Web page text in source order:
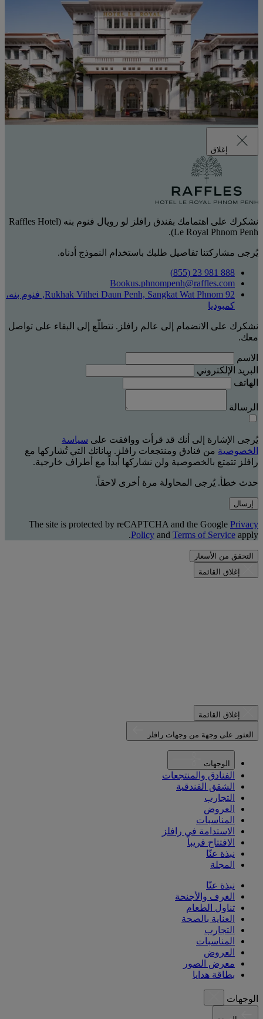
إغلاق
نشكرك على اهتمامك بفندق رافلز لو رويال فنوم بنه (Raffles Hotel
Le Royal Phnom Penh).
يُرجى مشاركتنا تفاصيل طلبك باستخدام النموذج أدناه.
888 981 23 (855)
Bookus.phnompenh@raffles.com
92 Rukhak Vithei Daun Penh, Sangkat Wat Phnom, فنوم بنه،
كمبوديا
نشكرك على الانضمام إلى عالم رافلز. نتطلّع إلى البقاء على تواصل
معك.
الاسم
البريد الإلكتروني
الهاتف
الرسالة
يُرجى الإشارة إلى أنك قد قرأت ووافقت على سياسة
الخصوصية من فنادق ومنتجعات رافلز. بياناتك التي تُشاركها مع
رافلز تتمتع بالخصوصية ولن نشاركها أبداً مع أطراف خارجية.
حدث خطأ. يُرجى المحاولة مرة أخرى لاحقاً.
إرسال
The site is protected by reCAPTCHA and the Google Privacy
Policy and Terms of Service apply.
التحقق من الأسعار
إغلاق القائمة
إغلاق القائمة
العثور على وجهة من وجهات رافلز
الوجهات
الفنادق والمنتجعات
الشقق الفندقية
التجارب
العروض
المناسبات
الاستدامة في رافلز
الافتتاح قريباً
نبذة عنّا
المجلة
نبذة عنّا
الغرف والأجنحة
تناول الطعام
العناية بالصحة
التجارب
المناسبات
العروض
معرض الصور
بطاقة هدايا
الوجهات